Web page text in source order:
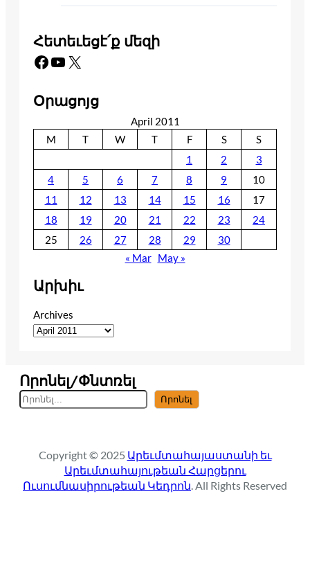
Հետեւեցէ՛ք մեզի
Facebook YouTube X
Օրացոյց
April 2011
M
T W T F S
S
1
2
3
4
5 6 7 8 9
10
11
12 13 14 15 16
17
18
19 20 21 22 23
24
25
26 27 28 29
30
« Mar May »
Արխիւ
Archives
Որոնել/Փնտռել
S
e
c
h
Որոնել
Copyright © 2025 Արեւմտահայաստանի եւ
Արեւմտահայութեան Հարցերու
Ուսումնասիրութեան Կեդրոն . All Rights Reserved